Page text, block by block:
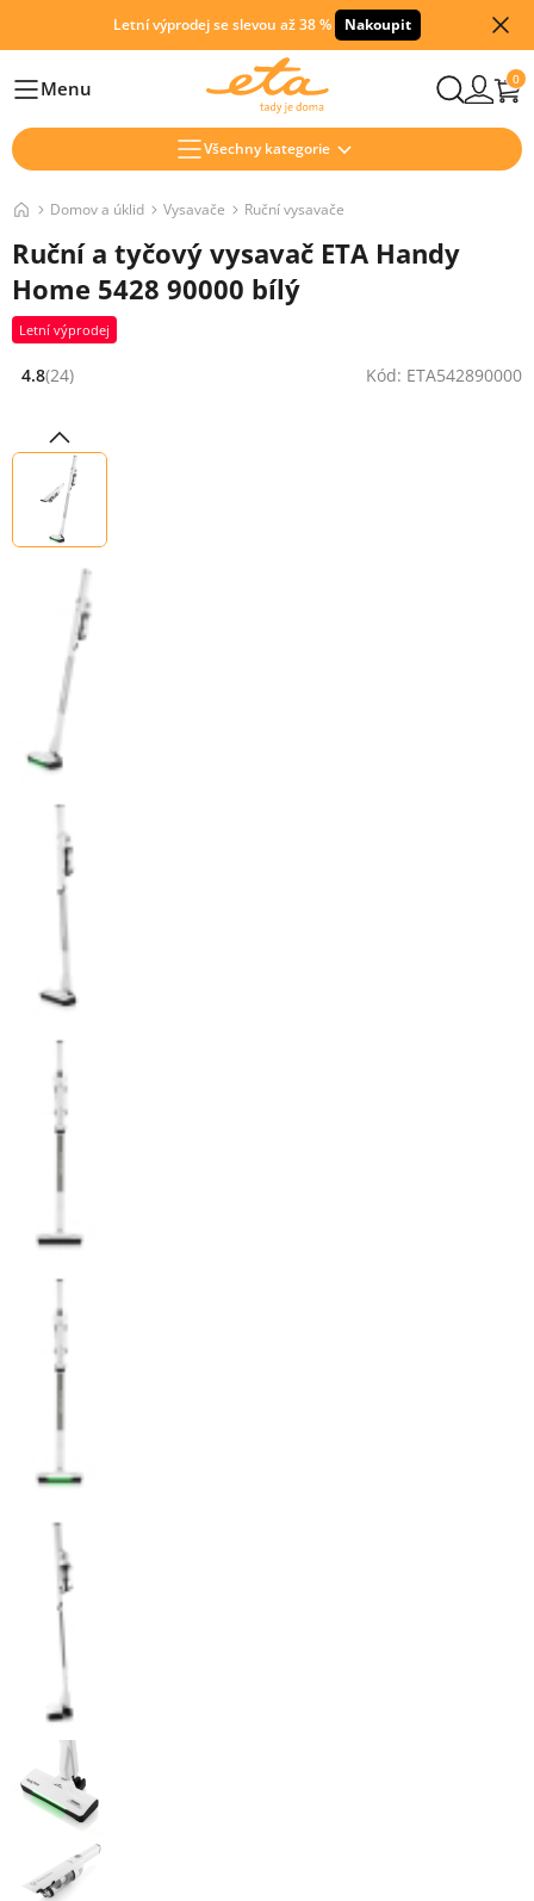
Letní výprodej se slevou až 38 % Nakoupit
HlavníMenu 0
Všechny kategorie
Domov a úklid Vysavače Ruční vysavače
Ruční a tyčový vysavač ETA Handy
Home 5428 90000 bílý
Letní výprodej
Hodnocení: 4.8 z 5 (24 recenzí)
4.8(24) Kód: ETA542890000